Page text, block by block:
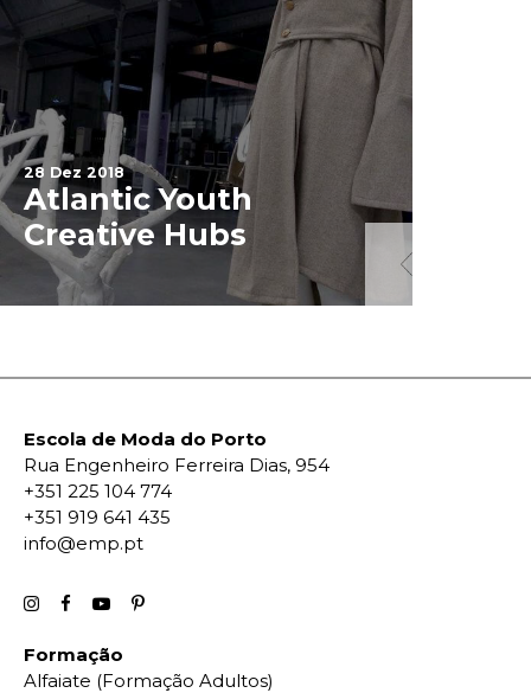
28 Dez 2018
Atlantic Youth
Creative Hubs
Escola de Moda do Porto
Rua Engenheiro Ferreira Dias, 954
+351 225 104 774
+351 919 641 435
info@emp.pt
Formação
Alfaiate (Formação Adultos)